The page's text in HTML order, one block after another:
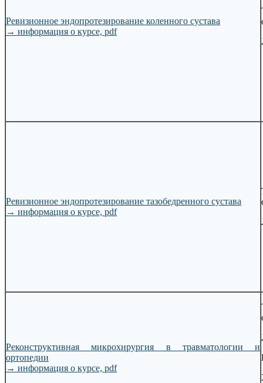
Ревизионное эндопротезирование коленного сустава
→ информация о курсе, pdf
Ревизионное эндопротезирование тазобедренного сустава
→ информация о курсе, pdf
Реконструктивная микрохирургия в травматологии и
ортопедии
→ информация о курсе, pdf